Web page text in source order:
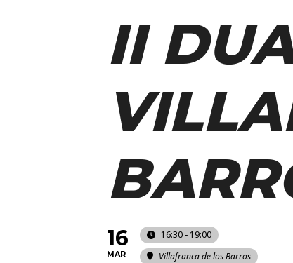
II
16
MAR
16:30 - 19:00
Villafranca de los Barros